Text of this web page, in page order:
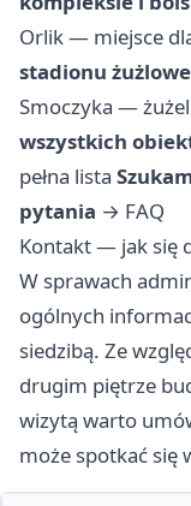
Orlik — miejsce
stadionu
Smoczyka —
wszystkich
pełna lista
pytania → FAQ
Kontakt — jak się
W sprawach
ogólnych
siedzibą. Ze
drugim piętrze
wizytą warto
może spotkać się